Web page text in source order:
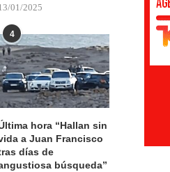
01/2025
4
hora “Hallan sin
a Juan Francisco
días de
búsqueda”